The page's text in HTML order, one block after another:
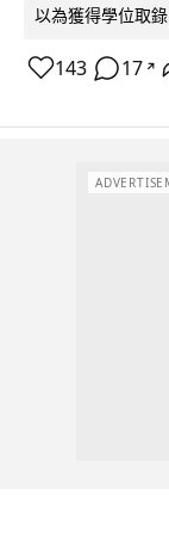
以為獲得學位取
143 17 ↗